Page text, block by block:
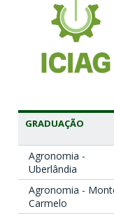
GRADUAÇÃO
Agronomia -
Uberlândia
Agronomia -
Carmelo